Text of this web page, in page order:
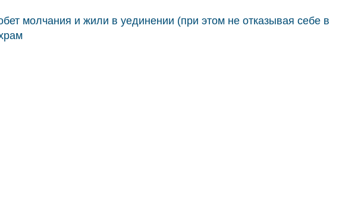
молчания и жили в уединении (при этом не отказывая себе в